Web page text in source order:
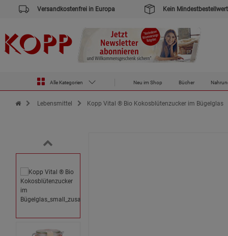
Versandkostenfrei in Europa Kein Mindestbestellwert
Alle Kategorien Neu im Shop Bücher
Zur Startseite des Kopp Verlag Online-Shop
Lebensmittel Kopp Vital ® Bio Kokosblütenzucker im Bügelglas